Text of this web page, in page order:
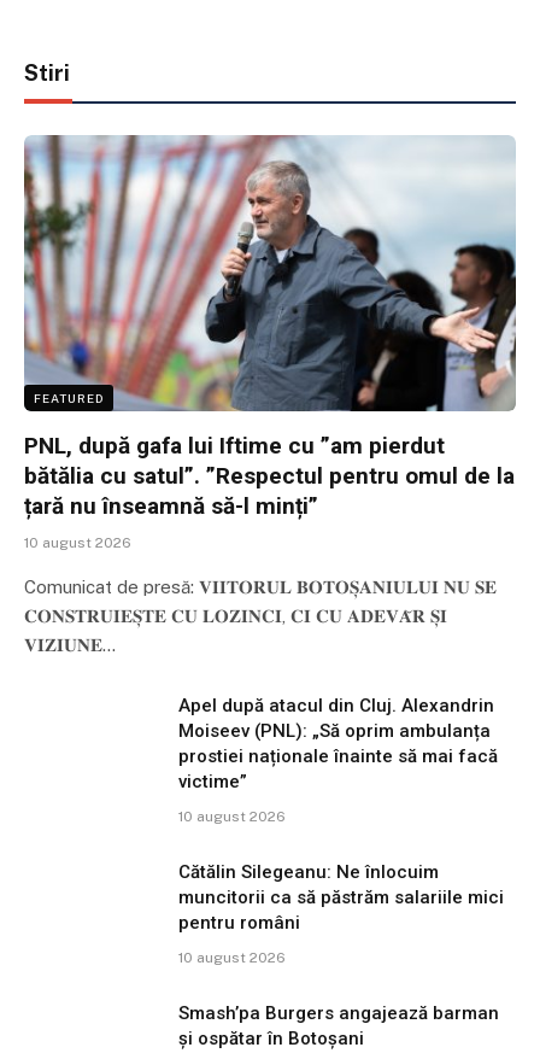
Stiri
FEATURED
PNL, după gafa lui Iftime cu ”am pierdut
bătălia cu satul”. ”Respectul pentru omul de la
țară nu înseamnă să-l minți”
10 august 2026
Comunicat de presă: 𝐕𝐈𝐈𝐓𝐎𝐑𝐔𝐋 𝐁𝐎𝐓𝐎𝐒̦𝐀𝐍𝐈𝐔𝐋𝐔𝐈 𝐍𝐔 𝐒𝐄
𝐂𝐎𝐍𝐒𝐓𝐑𝐔𝐈𝐄𝐒̦𝐓𝐄 𝐂𝐔 𝐋𝐎𝐙𝐈𝐍𝐂𝐈, 𝐂𝐈 𝐂𝐔 𝐀𝐃𝐄𝐕𝐀̆𝐑 𝐒̦𝐈
𝐕𝐈𝐙𝐈𝐔𝐍𝐄…
Apel după atacul din Cluj. Alexandrin
Moiseev (PNL): „Să oprim ambulanța
prostiei naționale înainte să mai facă
victime”
10 august 2026
Cătălin Silegeanu: Ne înlocuim
muncitorii ca să păstrăm salariile mici
pentru români
10 august 2026
Smash’pa Burgers angajează barman
și ospătar în Botoșani